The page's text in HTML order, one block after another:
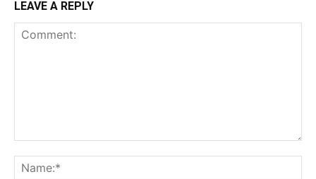
LEAVE A REPLY